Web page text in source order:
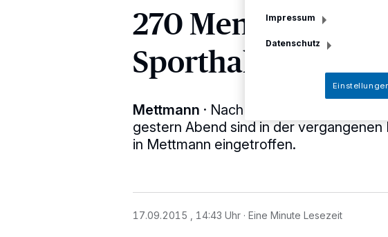
270 Menschen
Sporthallen
Mettmann · Nach einer Ankündigung
gestern Abend sind in der
in Mettmann eingetroffen.
17.09.2015 , 14:43 Uhr Eine Minute Lesezeit
Impressum
Datenschutz